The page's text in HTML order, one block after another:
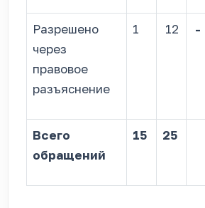
Разрешено
через
правовое
разъяснение
1 12 -
Всего
обращений
15 25